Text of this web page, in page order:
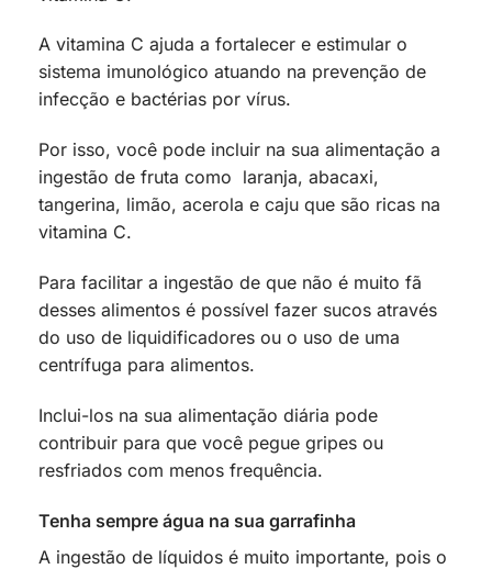
A vitamina C ajuda a fortalecer e estimular o
sistema imunológico atuando na prevenção de
infecção e bactérias por vírus.
Por isso, você pode incluir na sua alimentação a
ingestão de fruta como laranja, abacaxi,
tangerina, limão, acerola e caju que são ricas na
vitamina C.
Para facilitar a ingestão de que não é muito fã
desses alimentos é possível fazer sucos através
do uso de liquidificadores ou o uso de uma
centrífuga para alimentos.
Inclui-los na sua alimentação diária pode
contribuir para que você pegue gripes ou
resfriados com menos frequência.
Tenha sempre água na sua garrafinha
A ingestão de líquidos é muito importante, pois o